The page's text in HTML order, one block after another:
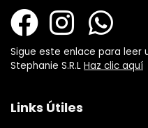
Sigue este enlace para leer
Stephanie S.R.L Haz clic aquí
Links Útiles